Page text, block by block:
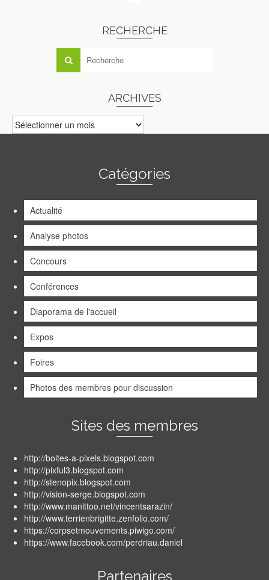
RECHERCHE
ARCHIVES
ARCHIVES
Catégories
Actualité
Analyse photos
Concours
Conférences
Diaporama de l'accueil
Expos
Foires
Photos des membres pour discussion
Sites des membres
http://boites-a-pixels.blogspot.com
http://pixful3.blogspot.com
http://stenopix.blogspot.com
http://vision-serge.blogspot.com
http://www.manittoo.net/vincentsarazin/
http://www.terrienbrigitte.zenfolio.com/
https://corpsetmouvements.piwigo.com/
https://www.facebook.com/perdriau.daniel
Partenaires